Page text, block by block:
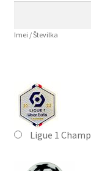
Imei / Številka
Ligue 1